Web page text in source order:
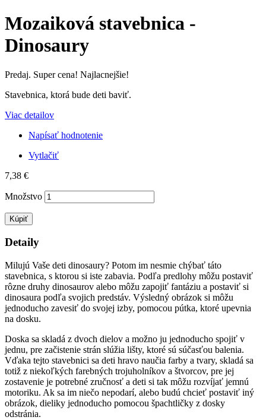
Mozaiková stavebnica -
Dinosaury
Predaj. Super cena! Najlacnejšie!
Stavebnica, ktorá bude deti baviť.
Viac detailov
Napísať hodnotenie
Vytlačiť
7,38 €
Množstvo
Kúpiť
Detaily
Milujú Vaše deti dinosaury? Potom im nesmie chýbať táto
stavebnica, s ktorou si iste zabavia. Podľa predlohy môžu postaviť
rôzne druhy dinosaurov alebo môžu zapojiť fantáziu a postaviť si
dinosaura podľa svojich predstáv. Výsledný obrázok si môžu
jednoducho zavesiť do svojej izby, pomocou pútka, ktoré upevnia
na dosku.
Doska sa skladá z dvoch dielov a možno ju jednoducho spojiť v
jednu, pre začistenie strán slúžia lišty, ktoré sú súčasťou balenia.
Vďaka tejto stavebnici sa deti hravo naučia farby a tvary, skladá sa
totiž z niekoľkých farebných trojuholníkov a štvorcov, pre jej
zostavenie je potrebné zručnosť a deti si tak môžu rozvíjať jemnú
motoriku. Ak sa im niečo nepodarí, alebo budú chcieť postaviť iný
obrázok, dieliky jednoducho pomocou špachtličky z dosky
odstránia.